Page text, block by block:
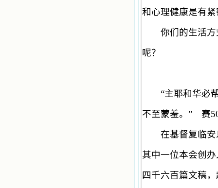
和心理健康是有
你们的生活方
呢？
“主耶和华必
不至蒙羞。 ” 赛
在基督复临安
其中一位本会创
四千六百篇文稿